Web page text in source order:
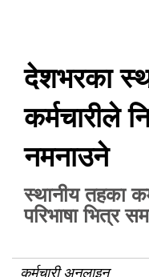
देशभरका
कर्मचारीले
नमनाउने
स्थानीय तहका
परिभाषा भित्र
कर्मचारी अनलाइन